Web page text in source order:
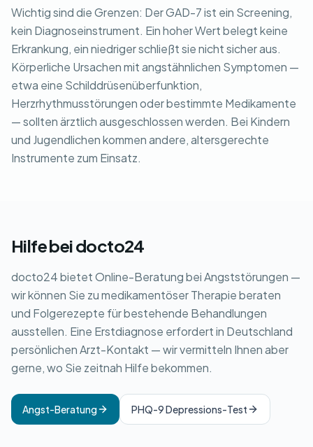
Wichtig sind die Grenzen: Der GAD-7 ist ein Screening,
kein Diagnoseinstrument. Ein hoher Wert belegt keine
Erkrankung, ein niedriger schließt sie nicht sicher aus.
Körperliche Ursachen mit angstähnlichen Symptomen —
etwa eine Schilddrüsenüberfunktion,
Herzrhythmusstörungen oder bestimmte Medikamente
— sollten ärztlich ausgeschlossen werden. Bei Kindern
und Jugendlichen kommen andere, altersgerechte
Instrumente zum Einsatz.
Hilfe bei docto24
docto24 bietet Online-Beratung bei Angststörungen —
wir können Sie zu medikamentöser Therapie beraten
und Folgerezepte für bestehende Behandlungen
ausstellen. Eine Erstdiagnose erfordert in Deutschland
persönlichen Arzt-Kontakt — wir vermitteln Ihnen aber
gerne, wo Sie zeitnah Hilfe bekommen.
Angst-Beratung PHQ-9 Depressions-Test